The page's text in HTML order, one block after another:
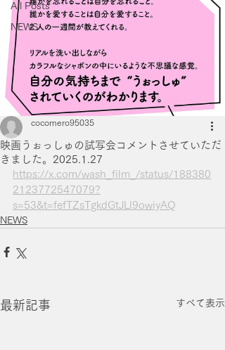
All Posts
NEWS
映画うぉっしゅの試写会コメントさせていただ
きました。2025.1.27
cocomero95035
https://x.com/wash_film_/status/188380
2123772547079?
s=53&t=fefTZsTgkdGtJLl9owiyAQ
NEWS
最新記事 すべて表示